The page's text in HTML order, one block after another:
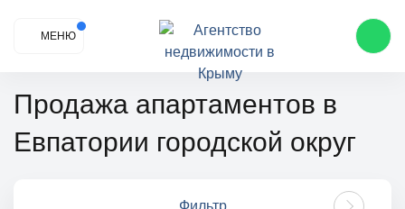
МЕНЮ
Продажа апартаментов в
Евпатории городской округ
Фильтр